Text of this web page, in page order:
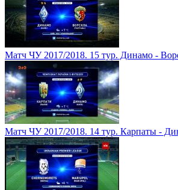
Матч ЧУ 2017/2018. 15 тур. Динамо -
Матч ЧУ 2017/2018. 14 тур. Карпаты -